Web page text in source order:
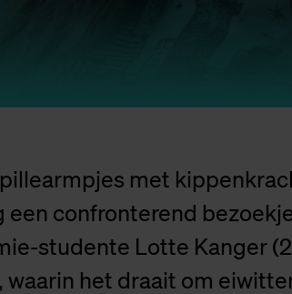
met
een confronterend
studente Lotte Kanger
waarin het draait om